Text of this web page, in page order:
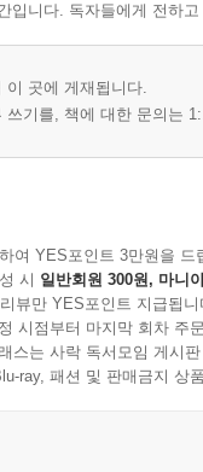
입니다. 독자들에게 전하
이 곳에 게재됩니다.
쓰기를, 책에 대한 문의는
여 YES포인트 3만원을 드
시 일반회원 300원, 마니
뷰만 YES포인트 지급됩니
시점부터 마지막 회차 주
스는 사락 독서모임 게시
ray, 패션 및 판매금지 상